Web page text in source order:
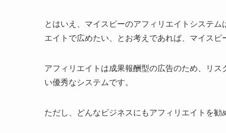
とはいえ、マイスピーのアフィリエイトシステ
エイトで広めたい、とお考えであれば、マイスピ
アフィリエイトは成果報酬型の広告のため、リ
い優秀なシステムです。
ただし、どんなビジネスにもアフィリエイトを